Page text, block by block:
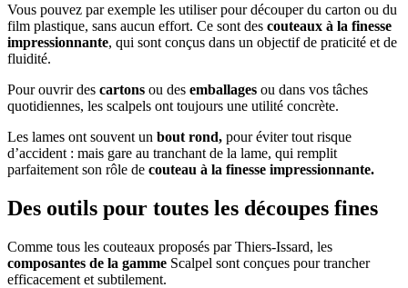
Vous pouvez par exemple les utiliser pour découper du carton ou du
film plastique, sans aucun effort. Ce sont des couteaux à la finesse
impressionnante, qui sont conçus dans un objectif de praticité et de
fluidité.
Pour ouvrir des cartons ou des emballages ou dans vos tâches
quotidiennes, les scalpels ont toujours une utilité concrète.
Les lames ont souvent un bout rond, pour éviter tout risque
d’accident : mais gare au tranchant de la lame, qui remplit
parfaitement son rôle de couteau à la finesse impressionnante.
Des outils pour toutes les découpes fines
Comme tous les couteaux proposés par Thiers-Issard, les
composantes de la gamme Scalpel sont conçues pour trancher
efficacement et subtilement.